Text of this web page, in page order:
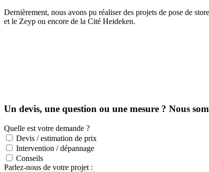
Dernièrement, nous avons pu réaliser des projets de pose de
et le Zeyp ou encore de la Cité Heideken.
Un devis, une question ou une mesure ? Nous
Quelle est votre demande ?
Devis / estimation de prix
Intervention / dépannage
Conseils
Parlez-nous de votre projet :